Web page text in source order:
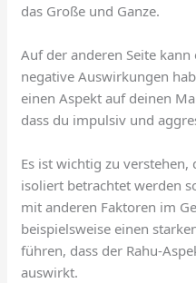
das Große und Ganze.
Auf der anderen Seite kann
negative Auswirkungen
einen Aspekt auf deinen
dass du impulsiv und
Es ist wichtig zu verstehen,
isoliert betrachtet werden
mit anderen Faktoren im
beispielsweise einen
führen, dass der Rahu-
auswirkt.